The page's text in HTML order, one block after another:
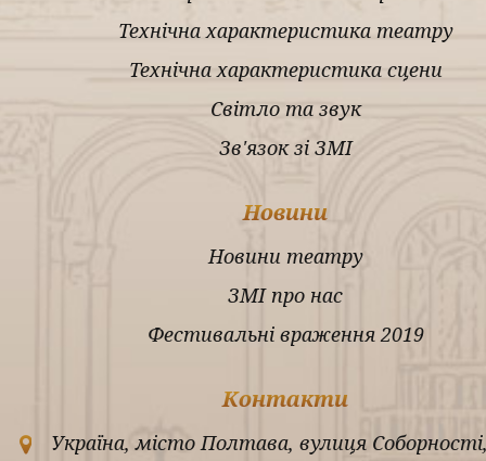
Технічна характеристика театру
Технічна характеристика сцени
Світло та звук
Зв'язок зі ЗМІ
Новини
Новини театру
ЗМІ про нас
Фестивальні враження 2019
Контакти
Україна, місто Полтава, вулиця